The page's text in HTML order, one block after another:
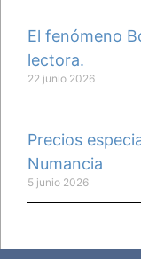
El fenómeno
lectora.
22 junio 2026
Precios
Numancia
5 junio 2026